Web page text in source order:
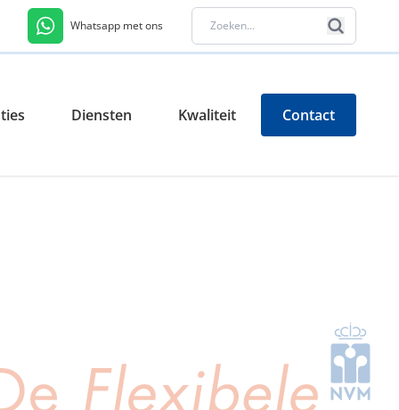
Whatsapp met ons
Diensten Kwaliteit Contact